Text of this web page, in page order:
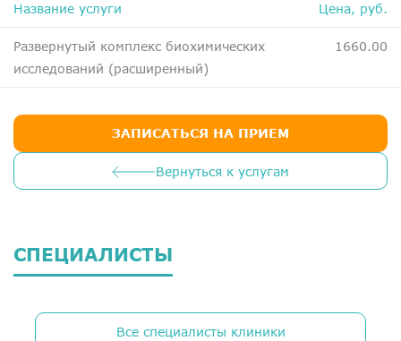
Название услуги Цена, руб.
Развернутый комплекс биохимических
исследований (расширенный)
1660.00
Вернуться к услугам
ЗАПИСАТЬСЯ НА ПРИЕМ
СПЕЦИАЛИСТЫ
Все специалисты клиники